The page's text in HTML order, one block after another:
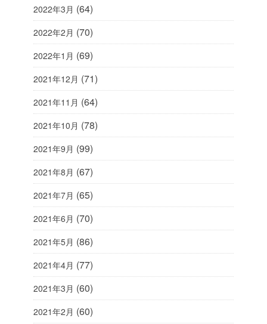
2022年3月 (64)
2022年2月 (70)
2022年1月 (69)
2021年12月 (71)
2021年11月 (64)
2021年10月 (78)
2021年9月 (99)
2021年8月 (67)
2021年7月 (65)
2021年6月 (70)
2021年5月 (86)
2021年4月 (77)
2021年3月 (60)
2021年2月 (60)